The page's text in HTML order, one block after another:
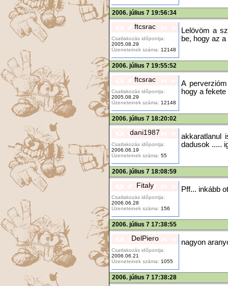
2006. július 7 19:56:34
ftcsrac
Csatlakozás időpontja:
2005.08.29
Üzeneteinek száma: 12148
Lelövöm a
be, hogy az a
2006. július 7 19:55:52
ftcsrac
Csatlakozás időpontja:
2005.08.29
Üzeneteinek száma: 12148
A
hogy a
2006. július 7 18:20:02
dani1987
Csatlakozás időpontja:
2006.06.19
Üzeneteinek száma: 55
akkaratlanul
dadusok .....
2006. július 7 18:08:59
Fitaly
Csatlakozás időpontja:
2006.06.28
Üzeneteinek száma: 156
Pff... inkább
2006. július 7 17:38:55
DelPiero
Csatlakozás időpontja:
2006.06.21
Üzeneteinek száma: 1055
nagyon
2006. július 7 17:38:28